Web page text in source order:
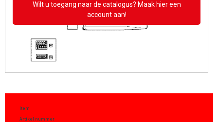
Wilt u toegang naar de catalogus? Maak hier een
account aan!
Item
Artikel nummer